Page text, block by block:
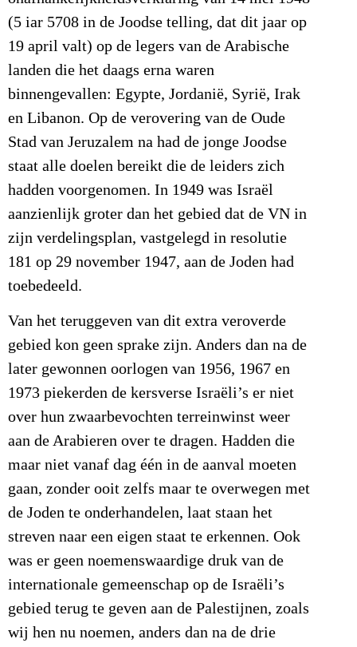
(5 iar 5708 in de Joodse telling, dat dit jaar op
19 april valt) op de legers van de Arabische
landen die het daags erna waren
binnengevallen: Egypte, Jordanië, Syrië, Irak
en Libanon. Op de verovering van de Oude
Stad van Jeruzalem na had de jonge Joodse
staat alle doelen bereikt die de leiders zich
hadden voorgenomen. In 1949 was Israël
aanzienlijk groter dan het gebied dat de VN in
zijn verdelingsplan, vastgelegd in resolutie
181 op 29 november 1947, aan de Joden had
toebedeeld.
Van het teruggeven van dit extra veroverde
gebied kon geen sprake zijn. Anders dan na de
later gewonnen oorlogen van 1956, 1967 en
1973 piekerden de kersverse Israëli’s er niet
over hun zwaarbevochten terreinwinst weer
aan de Arabieren over te dragen. Hadden die
maar niet vanaf dag één in de aanval moeten
gaan, zonder ooit zelfs maar te overwegen met
de Joden te onderhandelen, laat staan het
streven naar een eigen staat te erkennen. Ook
was er geen noemenswaardige druk van de
internationale gemeenschap op de Israëli’s
gebied terug te geven aan de Palestijnen, zoals
wij hen nu noemen, anders dan na de drie